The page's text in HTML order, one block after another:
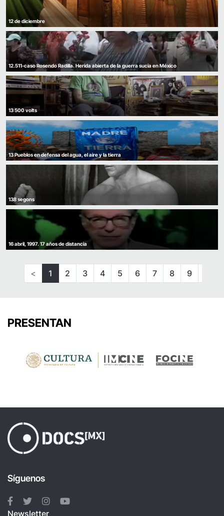
12 de diciembre
12.511-caso Rosendo Radilla. Herida abierta de la guerra sucia en México
13 500 volts
13 Pueblos en defensa del agua, el aire y la tierra
138 segons
16 abril, 1997. 17 años de distancia
< 1 2 3 4 5 6 7 8 9
PRESENTAN
Síguenos
Newsletter